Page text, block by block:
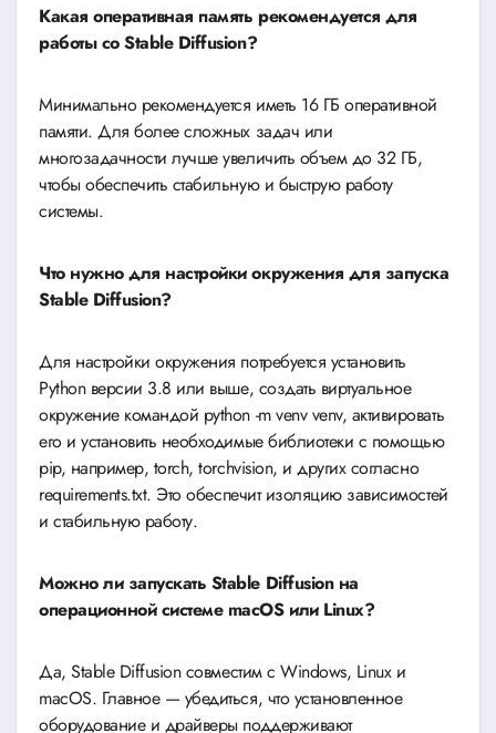
Какая оперативная память рекомендуется для
работы со Stable Diffusion?
Минимально рекомендуется иметь 16 ГБ оперативной
памяти. Для более сложных задач или
многозадачности лучше увеличить объем до 32 ГБ,
чтобы обеспечить стабильную и быструю работу
системы.
Что нужно для настройки окружения для запуска
Stable Diffusion?
Для настройки окружения потребуется установить
Python версии 3.8 или выше, создать виртуальное
окружение командой python -m venv venv, активировать
его и установить необходимые библиотеки с помощью
pip, например, torch, torchvision, и других согласно
requirements.txt. Это обеспечит изоляцию зависимостей
и стабильную работу.
Можно ли запускать Stable Diffusion на
операционной системе macOS или Linux?
Да, Stable Diffusion совместим с Windows, Linux и
macOS. Главное — убедиться, что установленное
оборудование и драйверы поддерживают